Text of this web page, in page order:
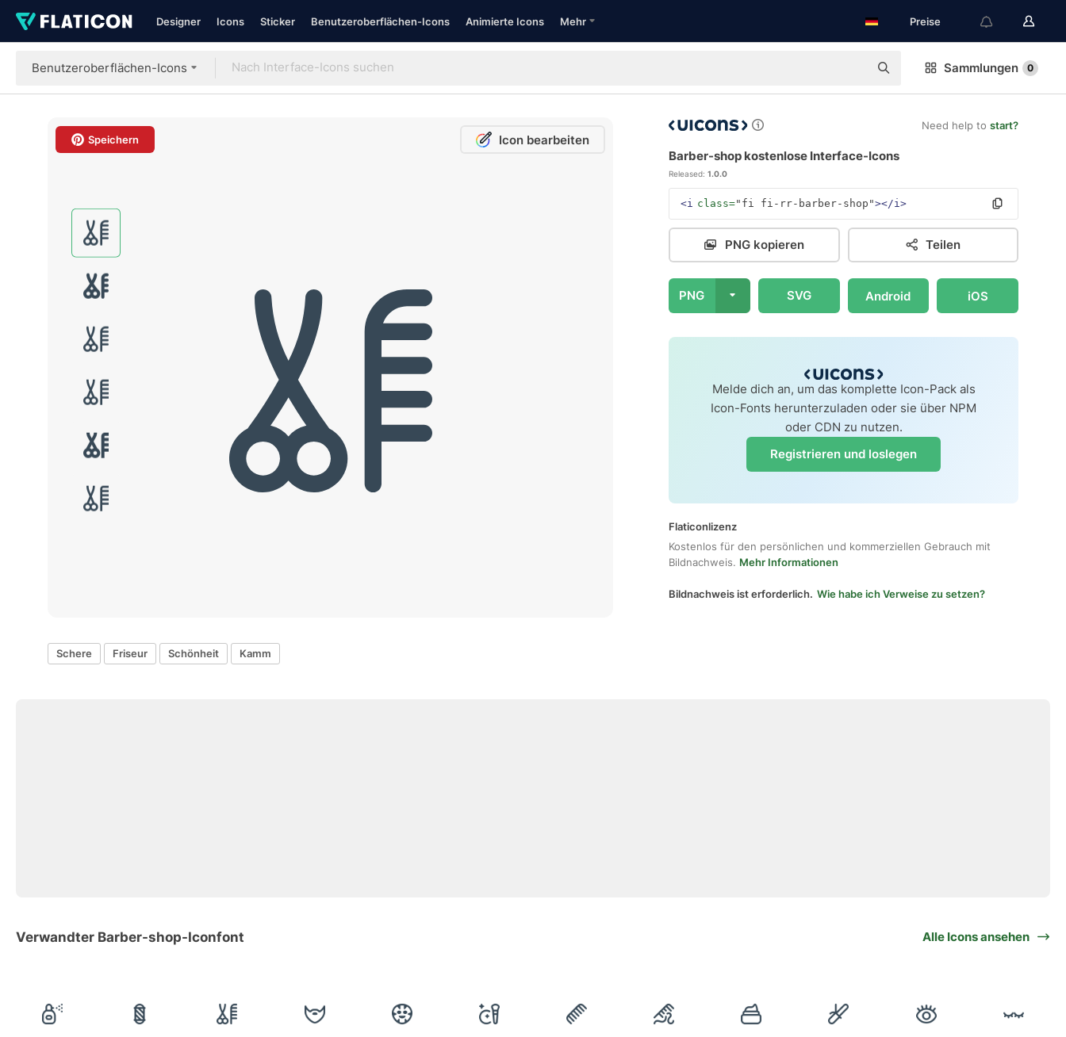
Designer Icons Sticker Benutzeroberflächen-Icons Animierte Icons Mehr Preise
Benutzeroberflächen-Icons Sammlungen 0
Speichern Icon bearbeiten
Need help to start?
Barber-shop kostenlose Interface-Icons
Released: 1.0.0
<i class="fi fi-rr-barber-shop"></i>
PNG kopieren Teilen
PNG SVG Android iOS
Melde dich an, um das komplette Icon-Pack als
Icon-Fonts herunterzuladen oder sie über NPM
oder CDN zu nutzen.
Registrieren und loslegen
Flaticonlizenz
Kostenlos für den persönlichen und kommerziellen Gebrauch mit
Bildnachweis. Mehr Informationen
Bildnachweis ist erforderlich. Wie habe ich Verweise zu setzen?
Schere Friseur Schönheit Kamm
Verwandter Barber-shop-Iconfont Alle Icons ansehen